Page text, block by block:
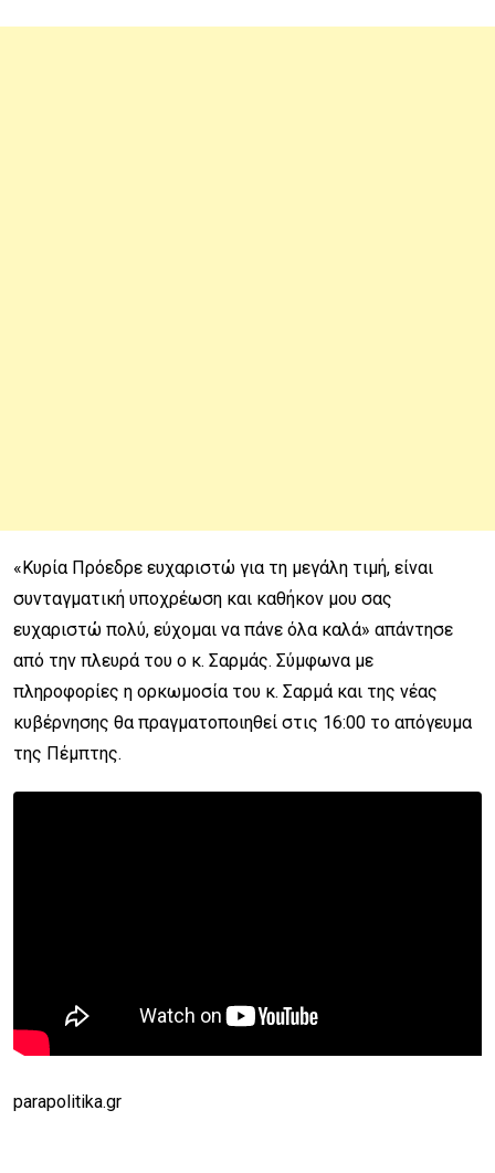
«Κυρία Πρόεδρε ευχαριστώ για τη μεγάλη τιμή, είναι
συνταγματική υποχρέωση και καθήκον μου σας
ευχαριστώ πολύ, εύχομαι να πάνε όλα καλά» απάντησε
από την πλευρά του ο κ. Σαρμάς. Σύμφωνα με
πληροφορίες η ορκωμοσία του κ. Σαρμά και της νέας
κυβέρνησης θα πραγματοποιηθεί στις 16:00 το απόγευμα
της Πέμπτης.
parapolitika.gr